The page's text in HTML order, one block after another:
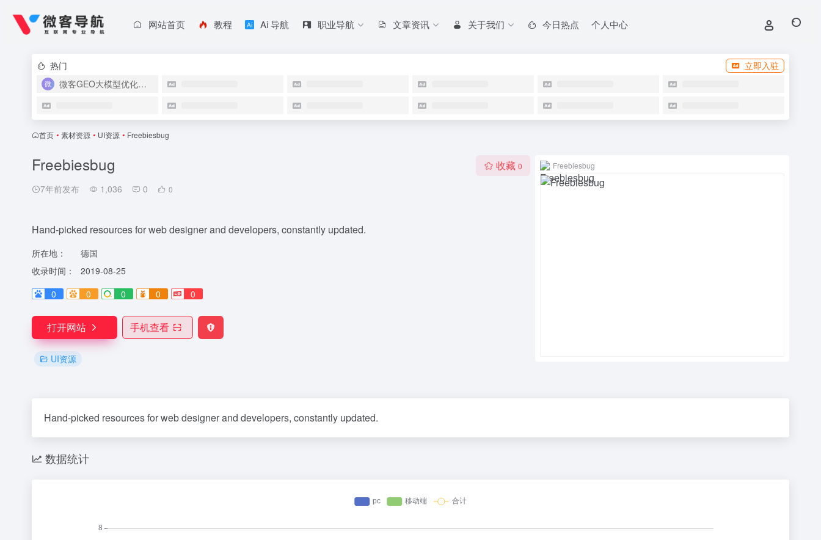
网站首页 教程 Ai 导航 职业导航 文章资讯 关于我们 今日热点 个人中心
热门
立即入驻
微客GEO大模型优化系统
首页 • 素材资源 • UI资源 • Freebiesbug
Freebiesbug
7年前发布 1,036 0 0
收藏 0
Hand-picked resources for web designer and developers, constantly updated.
所在地：
德国
收录时间：
2019-08-25
0
0 0 0 0
打开网站 手机查看
UI资源
Freebiesbug
Hand-picked resources for web designer and developers, constantly updated.
数据统计